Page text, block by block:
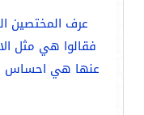
عرف المختصين
فقالوا هي مثل
عنها هي احساس